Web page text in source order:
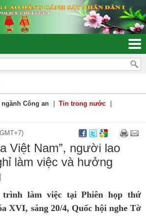
KẾT – DÂN CHỦ - KỶ CƯƠNG – TRÁCH
Công an Tin trong nước
Việt Nam”, người lao
làm việc và hưởng
trình làm việc tại Phiên họp thứ
XVI, sáng 20/4, Quốc hội nghe Tờ